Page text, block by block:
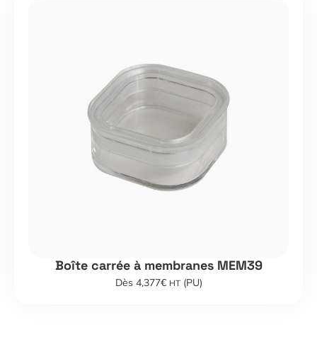
Boîte carrée à membranes MEM39
Dès 4,377€ HT(PU)